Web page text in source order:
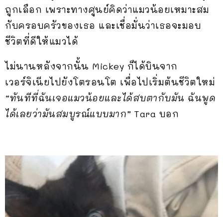
ถูกเลือก เพราะทางศูนย์คิดว่าแมวน้อยเหมาะสม
กับครอบครัวของเธอ และเชื่อมั่นว่าเธอจะมอบ
ชีวิตที่ดีให้แมวได้
ไม่นานหลังจากนั้น Mickey ก็ได้บินจาก
เวอร์จิเนียไปยังโตรอนโต เพื่อไปเริ่มต้นชีวิตใหม่
“ทันทีที่ฉันเจอแมวน้อยและได้สบตากับมัน ฉันพูด
ได้เลยว่ามันสมบูรณ์แบบมาก”Tara บอก